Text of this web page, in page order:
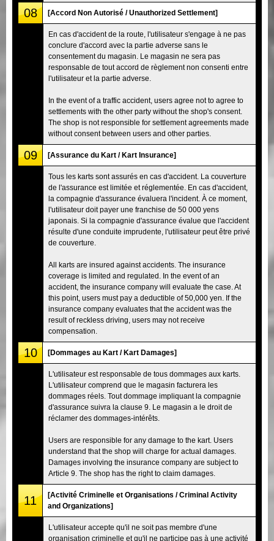
08 [Accord Non Autorisé / Unauthorized Settlement]
En cas d'accident de la route, l'utilisateur s'engage à ne pas
conclure d'accord avec la partie adverse sans le
consentement du magasin. Le magasin ne sera pas
responsable de tout accord de règlement non consenti entre
l'utilisateur et la partie adverse.
In the event of a traffic accident, users agree not to agree to
settlements with the other party without the shop's consent.
The shop is not responsible for settlement agreements made
without consent between users and other parties.
09 [Assurance du Kart / Kart Insurance]
Tous les karts sont assurés en cas d'accident. La couverture
de l'assurance est limitée et réglementée. En cas d'accident,
la compagnie d'assurance évaluera l'incident. À ce moment,
l'utilisateur doit payer une franchise de 50 000 yens
japonais. Si la compagnie d'assurance évalue que l'accident
résulte d'une conduite imprudente, l'utilisateur peut être privé
de couverture.
All karts are insured against accidents. The insurance
coverage is limited and regulated. In the event of an
accident, the insurance company will evaluate the case. At
this point, users must pay a deductible of 50,000 yen. If the
insurance company evaluates that the accident was the
result of reckless driving, users may not receive
compensation.
10 [Dommages au Kart / Kart Damages]
L'utilisateur est responsable de tous dommages aux karts.
L'utilisateur comprend que le magasin facturera les
dommages réels. Tout dommage impliquant la compagnie
d'assurance suivra la clause 9. Le magasin a le droit de
réclamer des dommages-intérêts.
Users are responsible for any damage to the kart. Users
understand that the shop will charge for actual damages.
Damages involving the insurance company are subject to
Article 9. The shop has the right to claim damages.
11
[Activité Criminelle et Organisations / Criminal Activity
and Organizations]
L'utilisateur accepte qu'il ne soit pas membre d'une
organisation criminelle et qu'il ne participe pas à une activité